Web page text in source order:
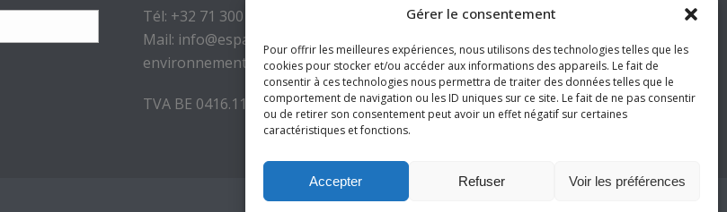
Gérer le consentement
Pour offrir les meilleures expériences, nous utilisons des technologies telles que les
cookies pour stocker et/ou accéder aux informations des appareils. Le fait de
consentir à ces technologies nous permettra de traiter des données telles que le
comportement de navigation ou les ID uniques sur ce site. Le fait de ne pas consentir
ou de retirer son consentement peut avoir un effet négatif sur certaines
caractéristiques et fonctions.
Accepter Refuser Voir les préférences
Tél: +32 71 300 300
Mail: info@espace-
environnement.be
TVA BE 0416.116.340